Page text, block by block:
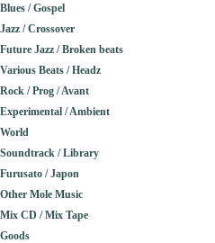
Blues / Gospel
Jazz / Crossover
Future Jazz / Broken beats
Various Beats / Headz
Rock / Prog / Avant
Experimental / Ambient
World
Soundtrack / Library
Furusato / Japon
Other Mole Music
Mix CD / Mix Tape
Goods